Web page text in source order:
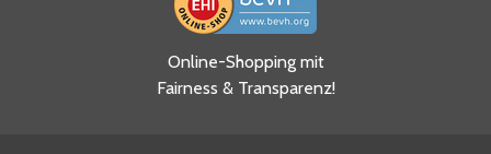
Ja, ich habe die
Datenschutzhinweise gelesen
und akzeptiere diese.
Online-Shopping mit
Fairness & Transparenz!